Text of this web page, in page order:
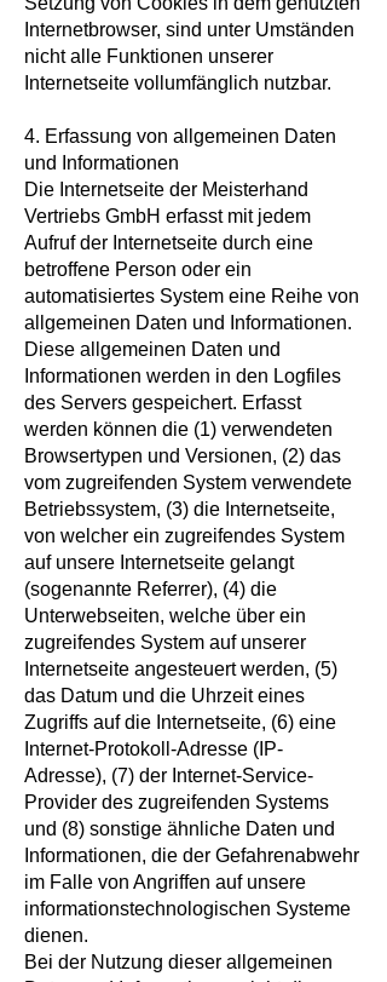
Internetbrowser, sind unter Umständen
nicht alle Funktionen unserer
Internetseite vollumfänglich nutzbar.
4. Erfassung von allgemeinen Daten
und Informationen
Die Internetseite der Meisterhand
Vertriebs GmbH erfasst mit jedem
Aufruf der Internetseite durch eine
betroffene Person oder ein
automatisiertes System eine Reihe von
allgemeinen Daten und Informationen.
Diese allgemeinen Daten und
Informationen werden in den Logfiles
des Servers gespeichert. Erfasst
werden können die (1) verwendeten
Browsertypen und Versionen, (2) das
vom zugreifenden System verwendete
Betriebssystem, (3) die Internetseite,
von welcher ein zugreifendes System
auf unsere Internetseite gelangt
(sogenannte Referrer), (4) die
Unterwebseiten, welche über ein
zugreifendes System auf unserer
Internetseite angesteuert werden, (5)
das Datum und die Uhrzeit eines
Zugriffs auf die Internetseite, (6) eine
Internet-Protokoll-Adresse (IP-
Adresse), (7) der Internet-Service-
Provider des zugreifenden Systems
und (8) sonstige ähnliche Daten und
Informationen, die der Gefahrenabwehr
im Falle von Angriffen auf unsere
informationstechnologischen Systeme
dienen.
Bei der Nutzung dieser allgemeinen